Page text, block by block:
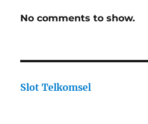
No comments to show.
Slot Telkomsel